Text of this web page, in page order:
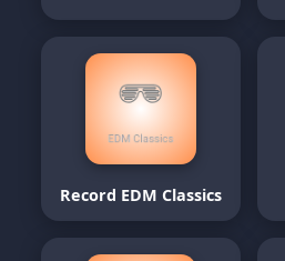
Record EDM Classics